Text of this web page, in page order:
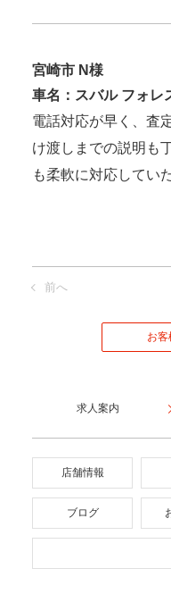
宮崎市 N様
車名：スバル フォレ
電話対応が早く、査
け渡しまでの説明も
も柔軟に対応してい
前へ
お客
求人案内
店舗情報
ブログ